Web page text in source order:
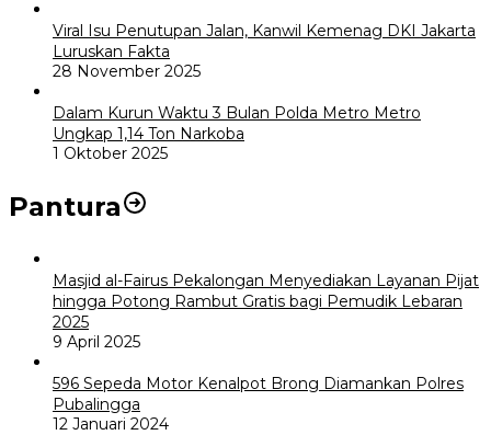
Viral Isu Penutupan Jalan, Kanwil Kemenag DKI Jakarta
Luruskan Fakta
28 November 2025
Dalam Kurun Waktu 3 Bulan Polda Metro Metro
Ungkap 1,14 Ton Narkoba
1 Oktober 2025
Pantura
Masjid al-Fairus Pekalongan Menyediakan Layanan Pijat
hingga Potong Rambut Gratis bagi Pemudik Lebaran
2025
9 April 2025
596 Sepeda Motor Kenalpot Brong Diamankan Polres
Pubalingga
12 Januari 2024